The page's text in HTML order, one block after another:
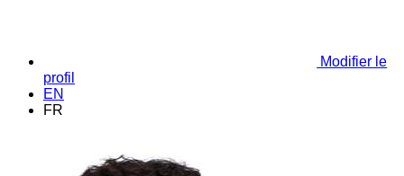
Modifier le
profil
EN
FR